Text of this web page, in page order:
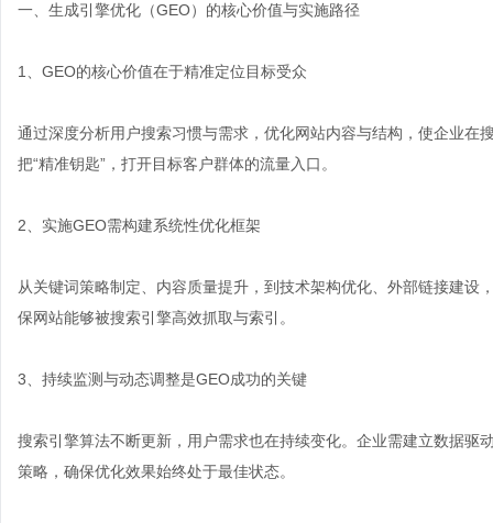
一、生成引擎优化（GEO）的核心价值与实施路径
1、GEO的核心价值在于精准定位目标受众
通过深度分析用户搜索习惯与需求，优化网站内容与结构，使企业在
把“精准钥匙”，打开目标客户群体的流量入口。
2、实施GEO需构建系统性优化框架
从关键词策略制定、内容质量提升，到技术架构优化、外部链接建
保网站能够被搜索引擎高效抓取与索引。
3、持续监测与动态调整是GEO成功的关键
搜索引擎算法不断更新，用户需求也在持续变化。企业需建立数据驱
策略，确保优化效果始终处于最佳状态。